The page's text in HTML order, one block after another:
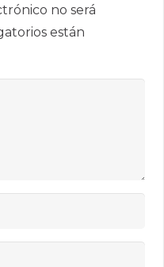
no será
están